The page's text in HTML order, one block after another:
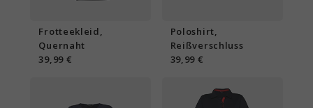
Frotteekleid,
Quernaht
39,99 €
Poloshirt,
Reißverschluss
39,99 €